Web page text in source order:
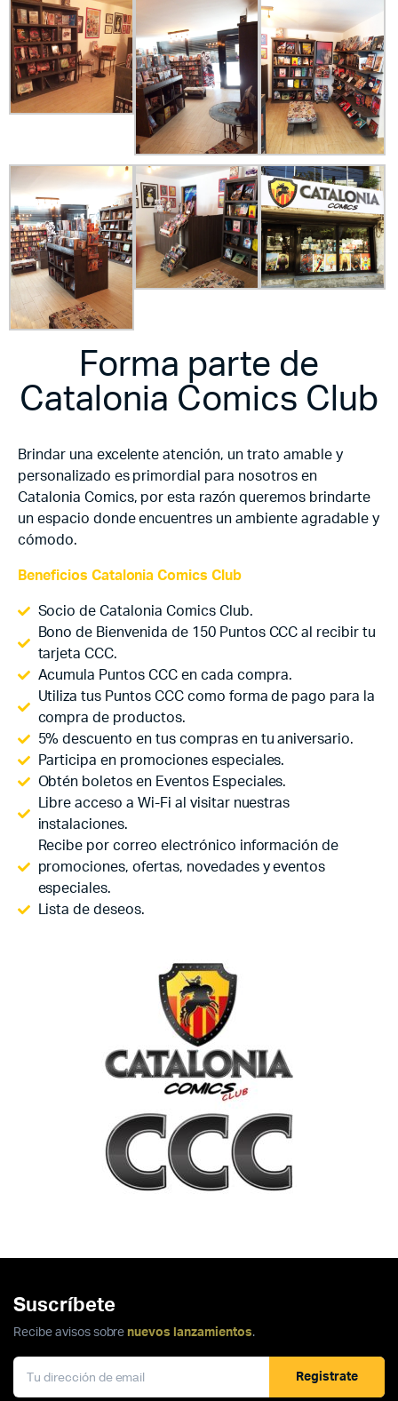
Forma parte de
Catalonia Comics Club
Brindar una excelente atención, un trato amable y
personalizado es primordial para nosotros en
Catalonia Comics, por esta razón queremos brindarte
un espacio donde encuentres un ambiente agradable y
cómodo.
Beneficios Catalonia Comics Club
Socio de Catalonia Comics Club.
Bono de Bienvenida de 150 Puntos CCC al recibir tu
tarjeta CCC.
Acumula Puntos CCC en cada compra.
Utiliza tus Puntos CCC como forma de pago para la
compra de productos.
5% descuento en tus compras en tu aniversario.
Participa en promociones especiales.
Obtén boletos en Eventos Especiales.
Libre acceso a Wi-Fi al visitar nuestras
instalaciones.
Recibe por correo electrónico información de
promociones, ofertas, novedades y eventos
especiales.
Lista de deseos.
Suscríbete
Recibe avisos sobre nuevos lanzamientos.
Registrate